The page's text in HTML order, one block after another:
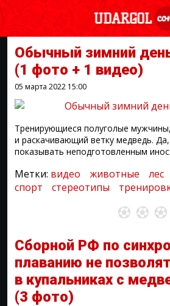
Обычный зимний
(1 фото + 1 видео)
05 марта 2022 15:00
Тренирующиеся полуголые
и раскачивающий ветку медведь.
показывать неподготовленным
Метки: видео животные лес
спорт
стереотипы
Сборной РФ по
плаванию не
в купальниках с
(3 фото)